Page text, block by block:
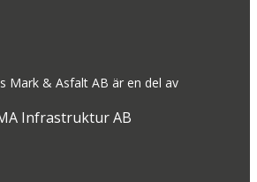
Mark & Asfalt AB är en del av
Infrastruktur AB